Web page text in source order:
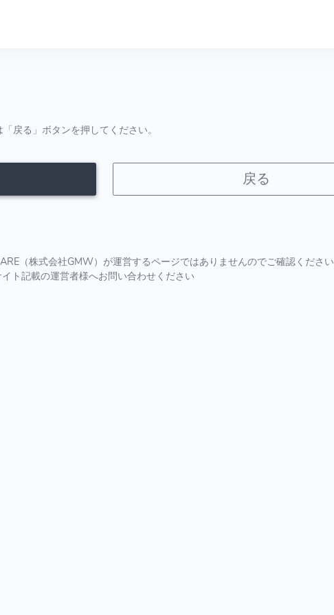
戻る」ボタンを押してください。
戻る
（株式会社GMW）が運営するページではありませんのでご確認ください
ト記載の運営者様へお問い合わせください